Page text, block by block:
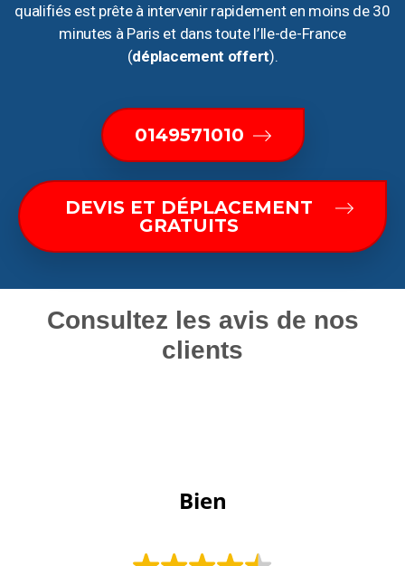
qualifiés est prête à intervenir rapidement en moins de 30
minutes à Paris et dans toute l’Ile-de-France
(déplacement offert).
0149571010
DEVIS ET DÉPLACEMENT
GRATUITS
Consultez les avis de nos
clients
Bien